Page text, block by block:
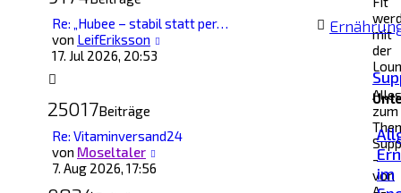
mit
der
Re: „Hubee – stabil statt per…
von LeifEriksson
17. Jul 2026, 20:53
Alles
zum
-
von
25017Beiträge
Re: Vitaminversand24
von Moseltaler
7. Aug 2026, 17:56
im